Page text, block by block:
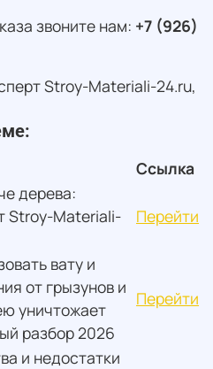
звоните нам: +7 (926)
Stroy-Materiali-24.ru,
Ссылка
дерева:
Stroy-Materiali-
Перейти
вату и
от грызунов и
уничтожает
разбор 2026
Перейти
и недостатки